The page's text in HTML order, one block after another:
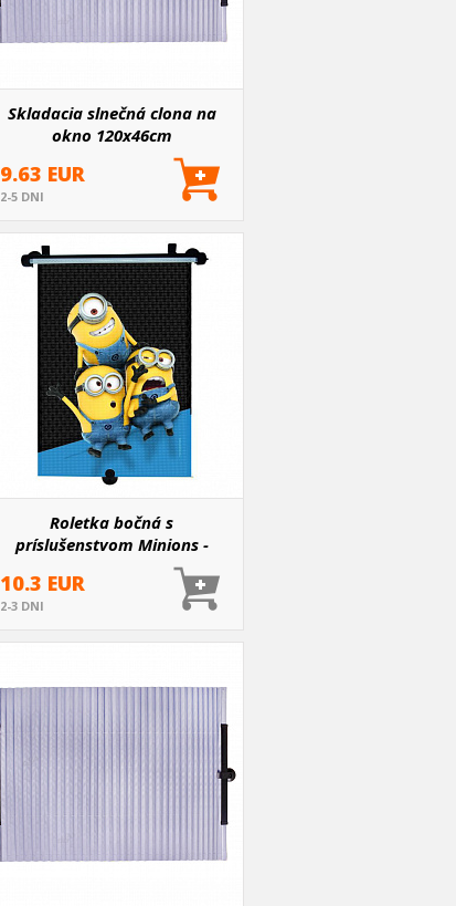
Skladacia slnečná clona na
okno 120x46cm
9.63 EUR
2-5 DNI
Roletka bočná s
príslušenstvom Minions -
10.3 EUR
2-3 DNI